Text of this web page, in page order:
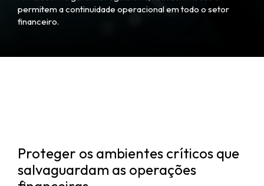
permitem a continuidade operacional em todo o setor
financeiro.
Proteger os ambientes críticos que
salvaguardam as operações